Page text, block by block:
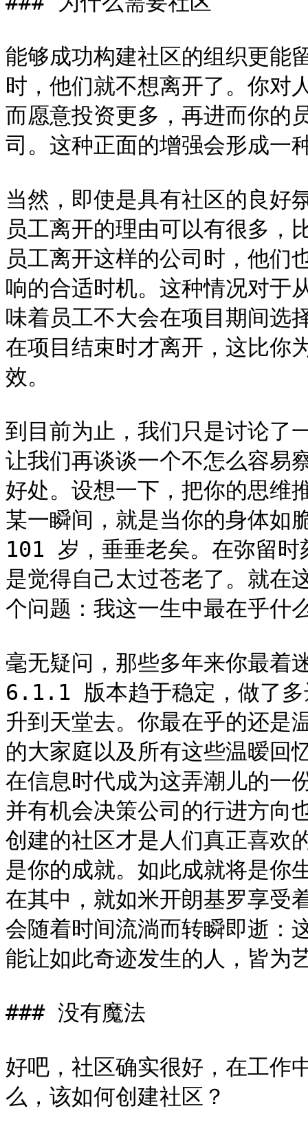
能够成功构建社区的组织更能
时，他们就不想离开了。你对
而愿意投资更多，再进而你的
司。这种正面的增强会形成一
当然，即使是具有社区的良好
员工离开的理由可以有很多，
员工离开这样的公司时，他们
响的合适时机。这种情况对于
味着员工不大会在项目期间选
在项目结束时才离开，这比你
效。
到目前为止，我们只是讨论了
让我们再谈谈一个不怎么容易
好处。设想一下，把你的思维
某一瞬间，就是当你的身体如
101 岁，垂垂老矣。在弥留时
是觉得自己太过苍老了。就在
个问题：我这一生中最在乎什
毫无疑问，那些多年来你最
6.1.1 版本趋于稳定，做了
升到天堂去。你最在乎的还是
的大家庭以及所有这些温暧回
在信息时代成为这弄潮儿的一
并有机会决策公司的行进方向
创建的社区才是人们真正喜欢
是你的成就。如此成就将是你
在其中，就如米开朗基罗享受
会随着时间流淌而转瞬即逝：
能让如此奇迹发生的人，皆为
### 没有魔法
好吧，社区确实很好，在工作
么，该如何创建社区？